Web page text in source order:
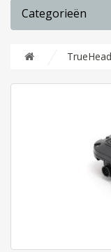
Categorieën